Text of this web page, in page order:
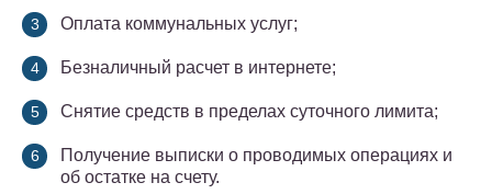
Оплата коммунальных услуг;
Безналичный расчет в интернете;
Снятие средств в пределах суточного лимита;
Получение выписки о проводимых операциях и
об остатке на счету.